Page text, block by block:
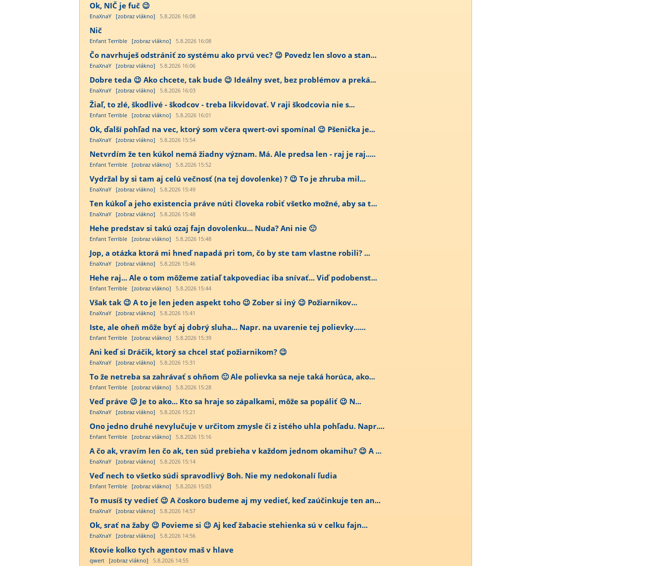
Ok, NIČ je fuč 😉
EnaXnaY [zobraz vlákno] 5.8.2026 16:08
Nič
Enfant Terrible [zobraz vlákno] 5.8.2026 16:08
Čo navrhuješ odstrániť zo systému ako prvú vec? 😉 Povedz len slovo a stan...
EnaXnaY [zobraz vlákno] 5.8.2026 16:06
Dobre teda 😉 Ako chcete, tak bude 😉 Ideálny svet, bez problémov a preká...
EnaXnaY [zobraz vlákno] 5.8.2026 16:03
Žiaľ, to zlé, škodlivé - škodcov - treba likvidovať. V raji škodcovia nie s...
Enfant Terrible [zobraz vlákno] 5.8.2026 16:01
Ok, ďalší pohľad na vec, ktorý som včera qwert-ovi spomínal 😉 Pšenička je...
EnaXnaY [zobraz vlákno] 5.8.2026 15:54
Netvrdím že ten kúkol nemá žiadny význam. Má. Ale predsa len - raj je raj.....
Enfant Terrible [zobraz vlákno] 5.8.2026 15:52
Vydržal by si tam aj celú večnosť (na tej dovolenke) ? 😉 To je zhruba mil...
EnaXnaY [zobraz vlákno] 5.8.2026 15:49
Ten kúkoľ a jeho existencia práve núti človeka robiť všetko možné, aby sa t...
EnaXnaY [zobraz vlákno] 5.8.2026 15:48
Hehe predstav si takú ozaj fajn dovolenku... Nuda? Ani nie 🙂
Enfant Terrible [zobraz vlákno] 5.8.2026 15:48
Jop, a otázka ktorá mi hneď napadá pri tom, čo by ste tam vlastne robili? ...
EnaXnaY [zobraz vlákno] 5.8.2026 15:46
Hehe raj... Ale o tom môžeme zatiaľ takpovediac iba snívať... Viď podobenst...
Enfant Terrible [zobraz vlákno] 5.8.2026 15:44
Však tak 😉 A to je len jeden aspekt toho 😉 Zober si iný 😉 Požiarnikov...
EnaXnaY [zobraz vlákno] 5.8.2026 15:41
Iste, ale oheň môže byť aj dobrý sluha... Napr. na uvarenie tej polievky......
Enfant Terrible [zobraz vlákno] 5.8.2026 15:39
Ani keď si Dráčik, ktorý sa chcel stať požiarnikom? 😉
EnaXnaY [zobraz vlákno] 5.8.2026 15:31
To že netreba sa zahrávať s ohňom 🙂 Ale polievka sa neje taká horúca, ako...
Enfant Terrible [zobraz vlákno] 5.8.2026 15:28
Veď práve 😉 Je to ako... Kto sa hraje so zápalkami, môže sa popáliť 😉 N...
EnaXnaY [zobraz vlákno] 5.8.2026 15:21
Ono jedno druhé nevylučuje v určitom zmysle či z istého uhla pohľadu. Napr....
Enfant Terrible [zobraz vlákno] 5.8.2026 15:16
A čo ak, vravím len čo ak, ten súd prebieha v každom jednom okamihu? 😉 A ...
EnaXnaY [zobraz vlákno] 5.8.2026 15:14
Veď nech to všetko súdi spravodlivý Boh. Nie my nedokonalí ľudia
Enfant Terrible [zobraz vlákno] 5.8.2026 15:03
To musíš ty vedieť 😉 A čoskoro budeme aj my vedieť, keď zaúčinkuje ten an...
EnaXnaY [zobraz vlákno] 5.8.2026 14:57
Ok, srať na žaby 😉 Povieme si 😉 Aj keď žabacie stehienka sú v celku fajn...
EnaXnaY [zobraz vlákno] 5.8.2026 14:56
Ktovie kolko tych agentov maš v hlave
qwert [zobraz vlákno] 5.8.2026 14:55